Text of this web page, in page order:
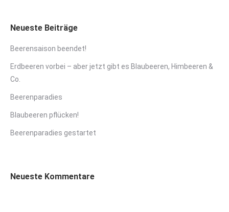
Neueste Beiträge
Beerensaison beendet!
Erdbeeren vorbei – aber jetzt gibt es Blaubeeren, Himbeeren &
Co.
Beerenparadies
Blaubeeren pflücken!
Beerenparadies gestartet
Neueste Kommentare